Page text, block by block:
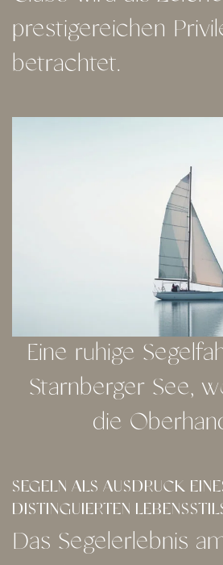
prestigereichen
betrachtet.
Eine ruhige
Starnberger See,
die
SEGELN ALS AUSDRUCK
DISTINGUIERTEN
Das Segelerlebnis